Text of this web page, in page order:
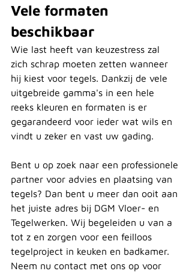
Vele formaten
beschikbaar
Wie last heeft van keuzestress zal
zich schrap moeten zetten wanneer
hij kiest voor tegels. Dankzij de vele
uitgebreide gamma's in een hele
reeks kleuren en formaten is er
gegarandeerd voor ieder wat wils en
vindt u zeker en vast uw gading.
Bent u op zoek naar een professionele
partner voor advies en plaatsing van
tegels? Dan bent u meer dan ooit aan
het juiste adres bij DGM Vloer- en
Tegelwerken. Wij begeleiden u van a
tot z en zorgen voor een feilloos
tegelproject in keuken en badkamer.
Neem nu contact met ons op voor